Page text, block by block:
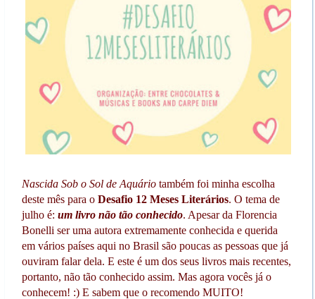
Nascida Sob o Sol de Aquáriotambém foi minha escolha
deste mês para o Desafio 12 Meses Literários. O tema de
julho é: um livro não tão conhecido. Apesar da Florencia
Bonelli ser uma autora extremamente conhecida e querida
em vários países aqui no Brasil são poucas as pessoas que já
ouviram falar dela. E este é um dos seus livros mais recentes,
portanto, não tão conhecido assim. Mas agora vocês já o
conhecem! :) E sabem que o recomendo MUITO!